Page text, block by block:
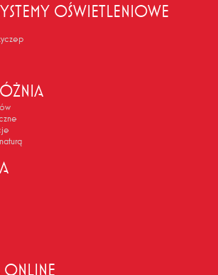
OŚWIETLENIOWE